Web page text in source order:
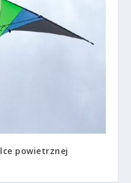
powietrznej